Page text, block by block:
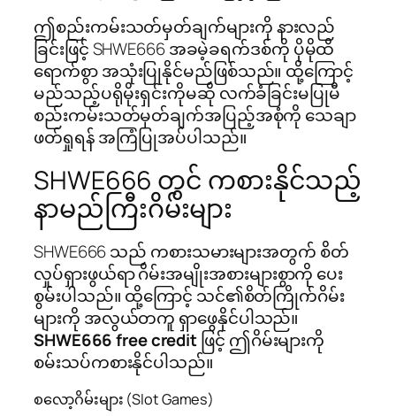
ဤစည်းကမ်းသတ်မှတ်ချက်များကို နားလည်
ခြင်းဖြင့် SHWE666 အခမဲ့ခရက်ဒစ်ကို ပိုမိုထိ
ရောက်စွာ အသုံးပြုနိုင်မည်ဖြစ်သည်။ ထို့ကြောင့်
မည်သည့်ပရိုမိုးရှင်းကိုမဆို လက်ခံခြင်းမပြုမီ
စည်းကမ်းသတ်မှတ်ချက်အပြည့်အစုံကို သေချာ
ဖတ်ရှုရန် အကြံပြုအပ်ပါသည်။
SHWE666 တွင် ကစားနိုင်သည့်
နာမည်ကြီးဂိမ်းများ
SHWE666 သည် ကစားသမားများအတွက် စိတ်
လှုပ်ရှားဖွယ်ရာ ဂိမ်းအမျိုးအစားများစွာကို ပေး
စွမ်းပါသည်။ ထို့ကြောင့် သင်၏စိတ်ကြိုက်ဂိမ်း
များကို အလွယ်တကူ ရှာဖွေနိုင်ပါသည်။
SHWE666 free creditဖြင့် ဤဂိမ်းများကို
စမ်းသပ်ကစားနိုင်ပါသည်။
စလော့ဂိမ်းများ (Slot Games)